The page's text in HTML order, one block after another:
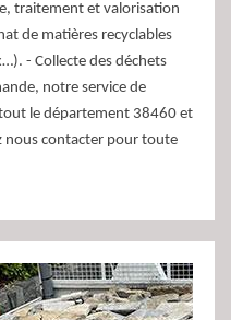
traitement et valorisation
de matières recyclables
- Collecte des déchets
notre service de
le département 38460 et
nous contacter pour toute